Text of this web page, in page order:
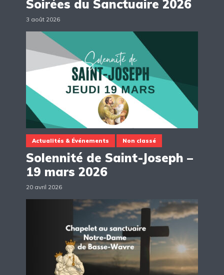
Soirées du Sanctuaire 2026
3 août 2026
Actualités & Événements Non classé
Solennité de Saint-Joseph –
19 mars 2026
20 avril 2026